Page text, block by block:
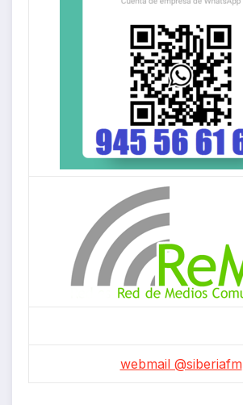
webmail @siberiafm